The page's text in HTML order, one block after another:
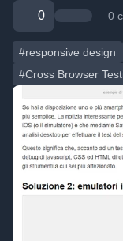
0 0
#responsive design
#Cross Browser